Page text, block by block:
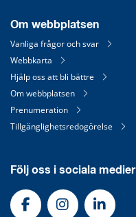
Om webbplatsen
Vanliga frågor och svar
Webbkarta
Hjälp oss att bli bättre
Om webbplatsen
Prenumeration
Tillgänglighetsredogörelse
Följ oss i sociala medier